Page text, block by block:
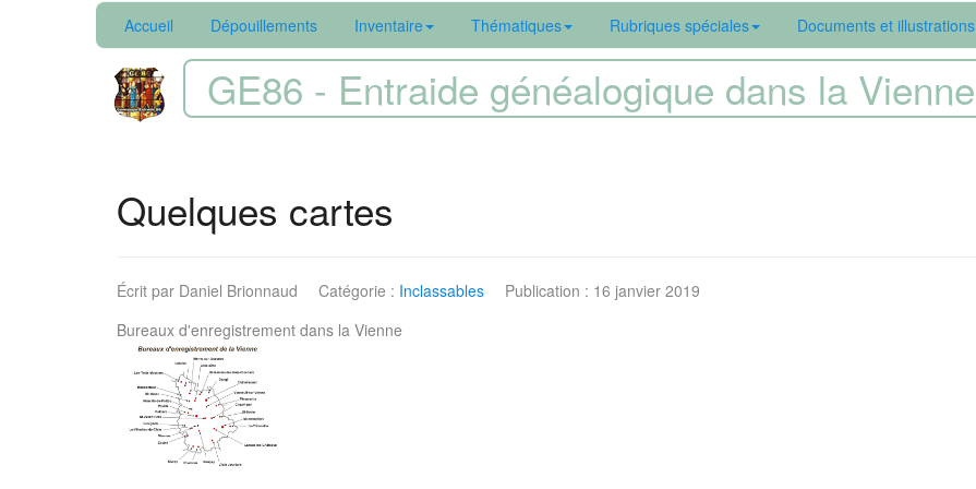
Accueil Dépouillements Inventaire Thématiques Rubriques spéciales Documents et illustrations
GE86 - Entraide généalogique dans la Vienne
Quelques cartes
Écrit par Daniel Brionnaud Catégorie : Inclassables
Publication : 16 janvier 2019
Bureaux d'enregistrement dans la Vienne